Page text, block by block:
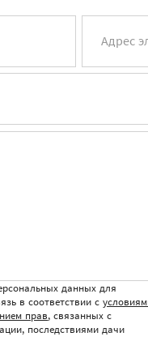
Адрес
данных для
в соответствии с
прав, связанных с
последствиями дачи